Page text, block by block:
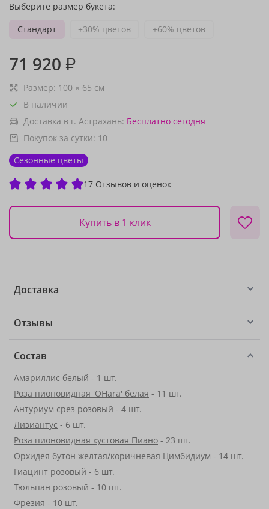
Выберите размер букета:
Стандарт
+30% цветов +60% цветов
71 920 ₽
Размер: 100 × 65 см
В наличии
Доставка в г. Астрахань: Бесплатно сегодня
Покупок за сутки: 10
Сезонные цветы
17 Отзывов и оценок
Купить в 1 клик
Доставка
Отзывы
Состав
Амариллис белый - 1 шт.
Роза пионовидная 'OHara' белая - 11 шт.
Антуриум срез розовый - 4 шт.
Лизиантус - 6 шт.
Роза пионовидная кустовая Пиано - 23 шт.
Орхидея бутон желтая/коричневая Цимбидиум - 14 шт.
Гиацинт розовый - 6 шт.
Тюльпан розовый - 10 шт.
Фрезия - 10 шт.